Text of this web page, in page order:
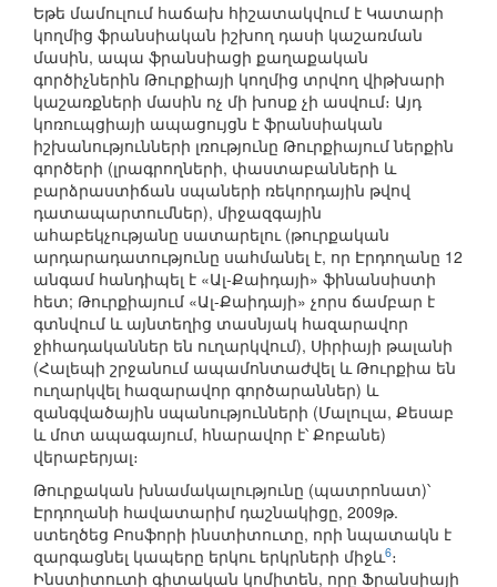
Եթե մամուլում հաճախ հիշատակվում է Կատարի
կողմից ֆրանսիական իշխող դասի կաշառման
մասին, ապա ֆրանսիացի քաղաքական
գործիչներին Թուրքիայի կողմից տրվող վիթխարի
կաշառքների մասին ոչ մի խոսք չի ասվում։ Այդ
կոռուպցիայի ապացույցն է ֆրանսիական
իշխանությունների լռությունը Թուրքիայում ներքին
գործերի (լրագրողների, փաստաբանների և
բարձրաստիճան սպաների ռեկորդային թվով
դատապարտումներ), միջազգային
ահաբեկչությանը սատարելու (թուրքական
արդարադատությունը սահմանել է, որ Էրդողանը 12
անգամ հանդիպել է «Ալ-Քաիդայի» ֆինանսիստի
հետ; Թուրքիայում «Ալ-Քաիդայի» չորս ճամբար է
գտնվում և այնտեղից տասնյակ հազարավոր
ջիհադականներ են ուղարկվում), Սիրիայի թալանի
(Հալեպի շրջանում ապամոնտաժվել և Թուրքիա են
ուղարկվել հազարավոր գործարաններ) և
զանգվածային սպանությունների (Մալուլա, Քեսաբ
և մոտ ապագայում, հնարավոր է՝ Քոբանե)
վերաբերյալ։
Թուրքական խնամակալությունը (պատրոնատ)՝
Էրդողանի հավատարիմ դաշնակիցը, 2009թ.
ստեղծեց Բոսֆորի ինստիտուտը, որի նպատակն է
զարգացնել կապերը երկու երկրների միջև6։
Ինստիտուտի գիտական կոմիտեն, որը Ֆրանսիայի